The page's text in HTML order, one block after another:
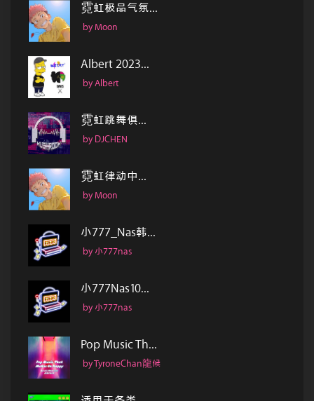
霓虹极品气氛...
by Moon
Albert 2023...
by Albert
霓虹跳舞俱...
by DJCHEN
霓虹律动中...
by Moon
小777_Nas韩...
by 小777nas
小777Nas10...
by 小777nas
Pop Music Th...
by TyroneChan龍候